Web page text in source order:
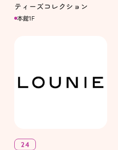
ティーズコレクション
本館1F
24